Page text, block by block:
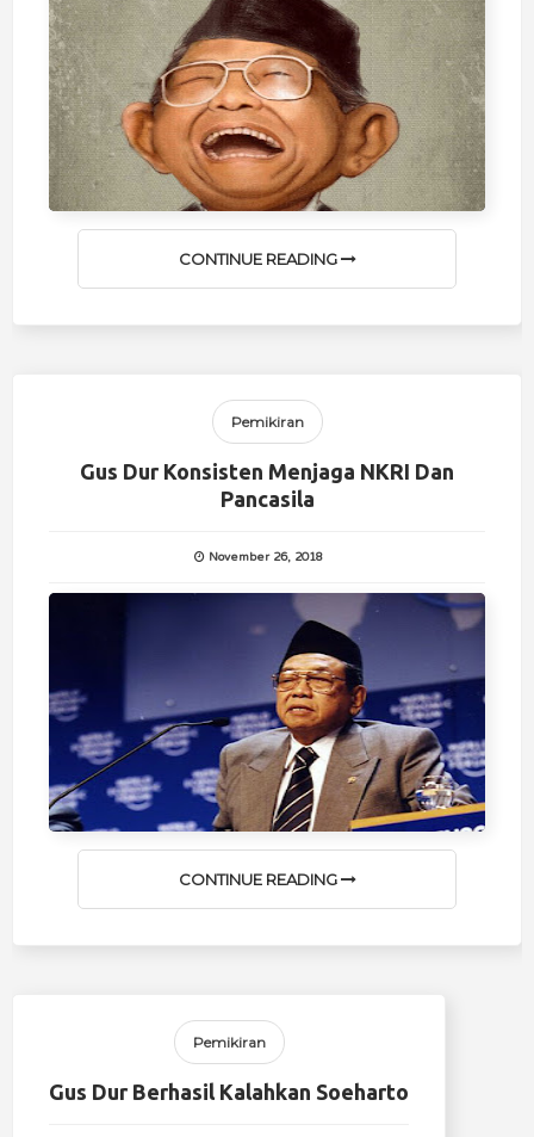
CONTINUE READING
Pemikiran
Gus Dur Konsisten Menjaga NKRI Dan
Pancasila
November 26, 2018
CONTINUE READING
Pemikiran
Gus Dur Berhasil Kalahkan Soeharto